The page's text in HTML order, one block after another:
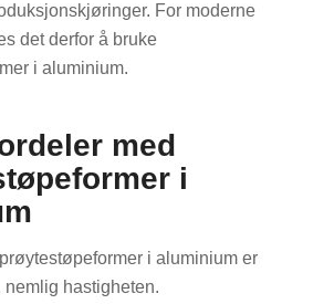
For moderne
det derfor å bruke
i aluminium.
med
i
i aluminium er
nemlig hastigheten.